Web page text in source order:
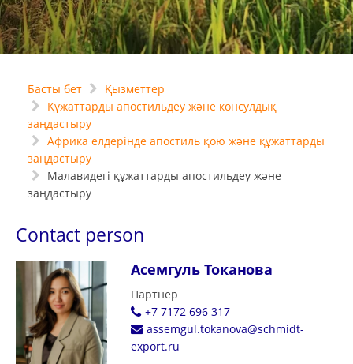
Басты бет
Қызметтер
Құжаттарды апостильдеу және консулдық
заңдастыру
Африка елдерінде апостиль қою және құжаттарды
заңдастыру
Малавидегі құжаттарды апостильдеу және
заңдастыру
Contact person
Асемгуль Токанова
Партнер
+7 7172 696 317
assemgul.tokanova@schmidt-
export.ru